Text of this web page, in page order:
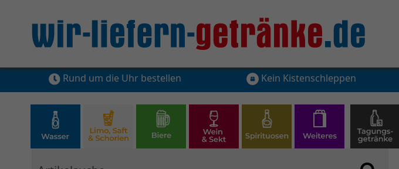
Rund um die Uhr bestellen Kein Kistenschleppen